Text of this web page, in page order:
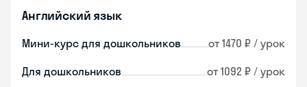
Английский язык
Мини-курс для дошкольников от 1470 ₽ / урок
Для дошкольников от 1092 ₽ / урок